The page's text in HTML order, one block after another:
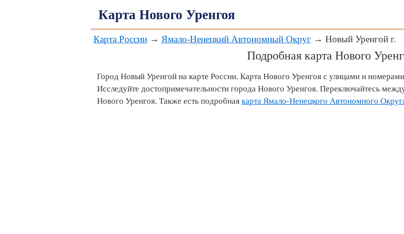
Карта Нового Уренгоя
Карта России → Ямало-Ненецкий Автономный Округ → Новый Уренгой г.
Подробная карта Нового
Город Новый Уренгой на карте России. Карта Нового Уренгоя с улицами и
Исследуйте достопримечательности города Нового Уренгоя. Переключайтесь
Нового Уренгоя. Также есть подробная карта Ямало-Ненецкого Автономного